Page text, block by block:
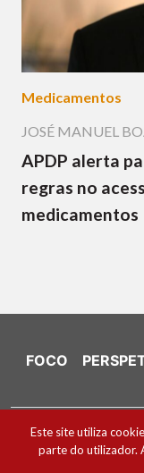
Medicamentos
JOSÉ MANUEL
APDP alerta
regras no
medicamentos
FOCO
Ficha Técnica e
Política de Cookies
Este site utiliza
parte do utilizador.